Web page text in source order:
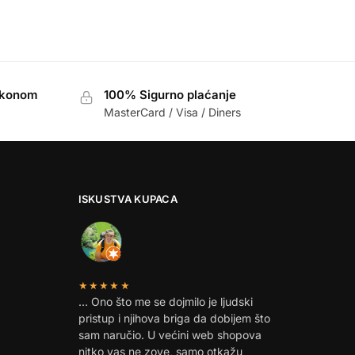
100% Sigurno plaćanje
MasterCard / Visa / Diners
ISKUSTVA KUPACA
★★★★★
… Ono što me se dojmilo je ljudski
pristup i njihova briga da dobijem što
sam naručio. U većini web shopova
nitko vas ne zove, samo otkažu